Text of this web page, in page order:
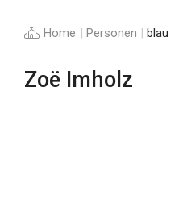
Home | Personen | blau
Zoë Imholz